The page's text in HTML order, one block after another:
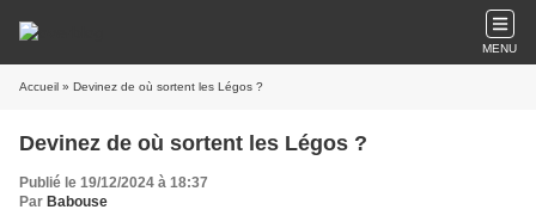
MENU
Accueil » Devinez de où sortent les Légos ?
Devinez de où sortent les Légos ?
Publié le 19/12/2024 à 18:37
Par Babouse